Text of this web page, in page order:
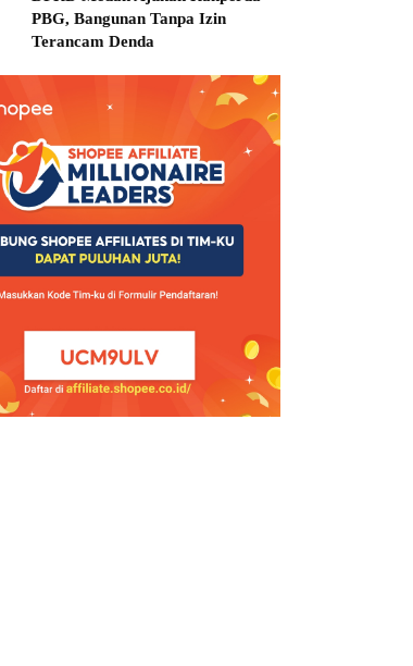
PBG, Bangunan Tanpa Izin
Terancam Denda